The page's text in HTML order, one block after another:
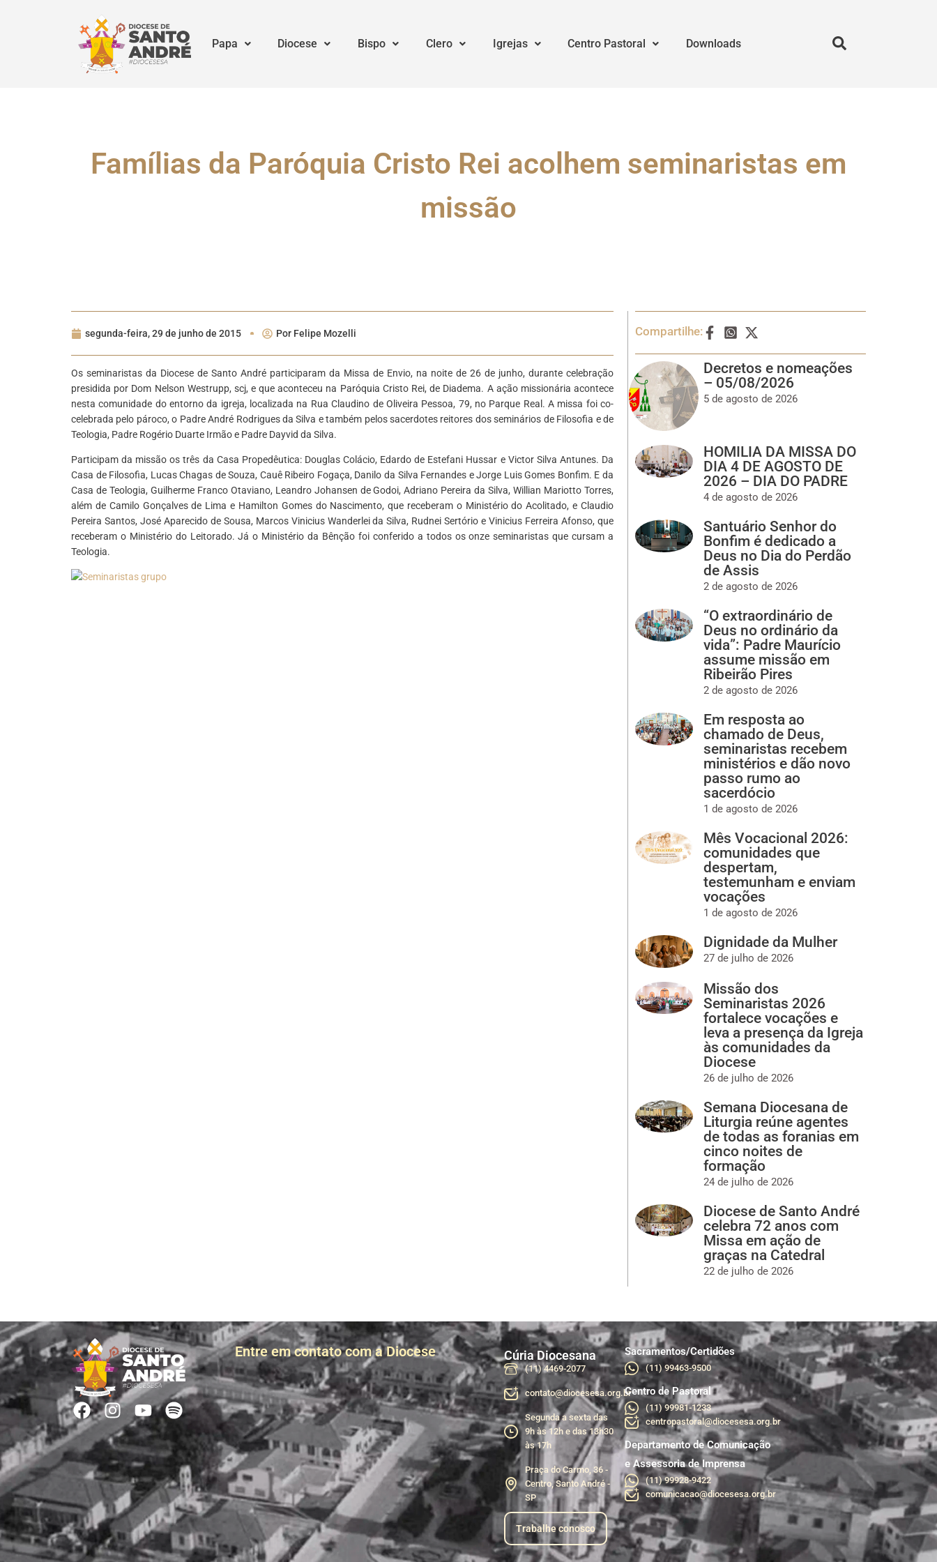
Papa Diocese Bispo Clero Igrejas Centro Pastoral Downloads
Famílias da Paróquia Cristo Rei acolhem seminaristas em
missão
segunda-feira, 29 de junho de 2015 Por Felipe Mozelli
Os seminaristas da Diocese de Santo André participaram da Missa de Envio, na noite de 26 de junho, durante celebração
presidida por Dom Nelson Westrupp, scj, e que aconteceu na Paróquia Cristo Rei, de Diadema. A ação missionária acontece
nesta comunidade do entorno da igreja, localizada na Rua Claudino de Oliveira Pessoa, 79, no Parque Real. A missa foi co-
celebrada pelo pároco, o Padre André Rodrigues da Silva e também pelos sacerdotes reitores dos seminários de Filosofia e de
Teologia, Padre Rogério Duarte Irmão e Padre Dayvid da Silva.
Participam da missão os três da Casa Propedêutica: Douglas Colácio, Edardo de Estefani Hussar e Victor Silva Antunes. Da
Casa de Filosofia, Lucas Chagas de Souza, Cauê Ribeiro Fogaça, Danilo da Silva Fernandes e Jorge Luis Gomes Bonfim. E da
Casa de Teologia, Guilherme Franco Otaviano, Leandro Johansen de Godoi, Adriano Pereira da Silva, Willian Mariotto Torres,
além de Camilo Gonçalves de Lima e Hamilton Gomes do Nascimento, que receberam o Ministério do Acolitado, e Claudio
Pereira Santos, José Aparecido de Sousa, Marcos Vinicius Wanderlei da Silva, Rudnei Sertório e Vinicius Ferreira Afonso, que
receberam o Ministério do Leitorado. Já o Ministério da Bênção foi conferido a todos os onze seminaristas que cursam a
Teologia.
Compartilhe:
Decretos e nomeações
– 05/08/2026
5 de agosto de 2026
HOMILIA DA MISSA DO
DIA 4 DE AGOSTO DE
2026 – DIA DO PADRE
4 de agosto de 2026
Santuário Senhor do
Bonfim é dedicado a
Deus no Dia do Perdão
de Assis
2 de agosto de 2026
“O extraordinário de
Deus no ordinário da
vida”: Padre Maurício
assume missão em
Ribeirão Pires
2 de agosto de 2026
Em resposta ao
chamado de Deus,
seminaristas recebem
ministérios e dão novo
passo rumo ao
sacerdócio
1 de agosto de 2026
Mês Vocacional 2026:
comunidades que
despertam,
testemunham e enviam
vocações
1 de agosto de 2026
Dignidade da Mulher
27 de julho de 2026
Missão dos
Seminaristas 2026
fortalece vocações e
leva a presença da Igreja
às comunidades da
Diocese
26 de julho de 2026
Semana Diocesana de
Liturgia reúne agentes
de todas as foranias em
cinco noites de
formação
24 de julho de 2026
Diocese de Santo André
celebra 72 anos com
Missa em ação de
graças na Catedral
22 de julho de 2026
Entre em contato com a Diocese Cúria Diocesana
(11) 4469-2077
contato@diocesesa.org.br
Segunda a sexta das
9h às 12h e das 13h30
às 17h
Praça do Carmo, 36 -
Centro, Santo André -
SP
Trabalhe conosco
Sacramentos/Certidões
(11) 99463-9500
Centro de Pastoral
(11) 99981-1233
centropastoral@diocesesa.org.br
Departamento de Comunicação
e Assessoria de Imprensa
(11) 99928-9422
comunicacao@diocesesa.org.br